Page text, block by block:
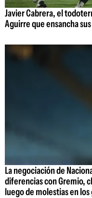
Javier Cabrera, el
Aguirre que ensancha
La negociación de
diferencias con Gremio,
luego de molestias en los